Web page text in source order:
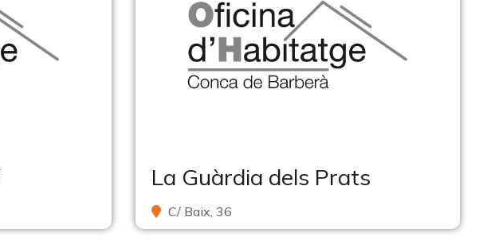
La Guàrdia dels Prats
C/ Baix, 36